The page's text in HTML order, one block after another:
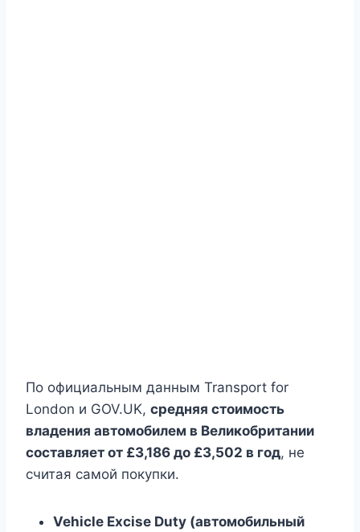
По официальным данным Transport for
London и GOV.UK, средняя стоимость
владения автомобилем в Великобритании
составляет от £3,186 до £3,502 в год, не
считая самой покупки.
Vehicle Excise Duty (автомобильный